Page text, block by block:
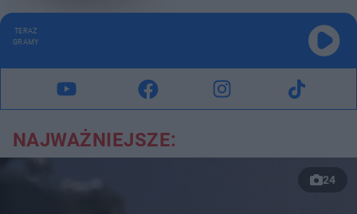
TERAZ
GRAMY
NAJWAŻNIEJSZE:
24